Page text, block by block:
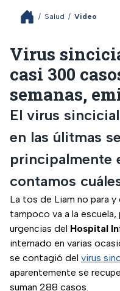
/ Salud / Video
Virus
casi 300
semanas,
El virus
en las úlitmas
principalmente
contamos
La tos de Liam no para y
tampoco va a la escuela,
urgencias del Hospital
internado en varias
se contagió del virus
aparentemente se
suman 288 casos.